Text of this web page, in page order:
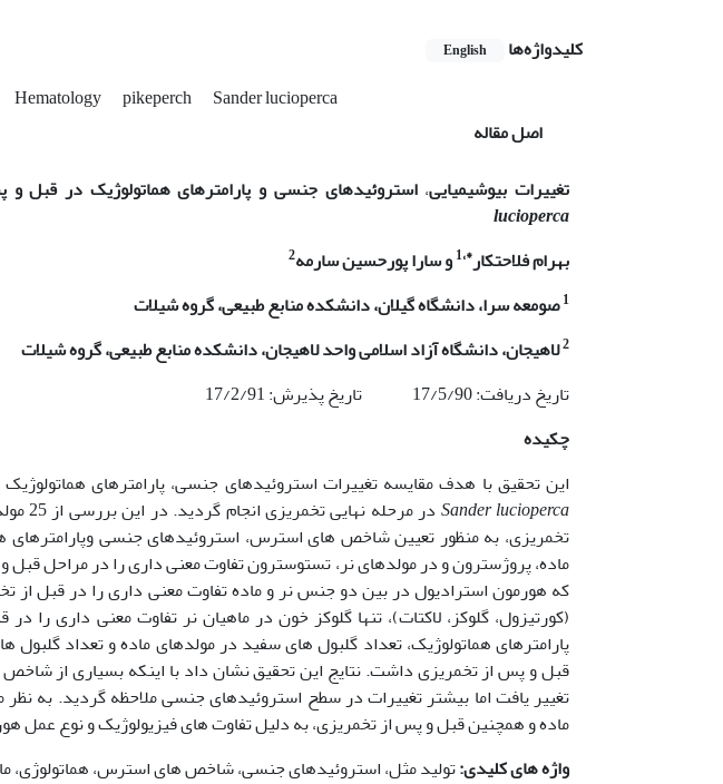
کلیدواژه‌ها
English
Hematology pikeperch
Sander lucioperca
اصل مقاله
تغییرات بیوشیمیایی،استروئیدهای جنسی و پارامترهای هماتولوژیک در
lucioperca
بهرام فلاحتکار*،1 و سارا پورحسین سارمه2
1صومعه سرا، دانشگاه گیلان، دانشکده منابع طبیعی، گروه شیلات
2لاهیجان، دانشگاه آزاد اسلامی واحد لاهیجان، دانشکده منابع طبیعی، گروه شیلات
تاریخ دریافت: 17/5/90 تاریخ پذیرش: 17/2/91
چکیده
این تحقیق با هدف مقایسه تغییرات استروئیدهای جنسی، پارامترهای
Sander lucioperca
تخمریزی، به منظور تعیین شاخص های استرس، استروئیدهای جنسی وپارامترهای
ماده، پروژسترون و در مولدهای نر، تستوسترون تفاوت معنی داری را در مراحل
که هورمون استرادیول در بین دو جنس نر و ماده تفاوت معنی داری را در قبل
(کورتیزول، گلوکز، لاکتات)، تنها گلوکز خون در ماهیان نر تفاوت معنی داری
پارامترهای هماتولوژیک، تعداد گلبول های سفید در مولدهای ماده و تعداد
قبل و پس از تخمریزی داشت. نتایج این تحقیق نشان داد با اینکه بسیاری از
تغییر یافت اما بیشتر تغییرات در سطح استروئیدهای جنسی ملاحظه گردید. به
ماده و همچنین قبل و پس از تخمریزی، به دلیل تفاوت های فیزیولوژیک و نوع عمل
واژه های کلیدی:تولید مثل، استروئیدهای جنسی، شاخص های استرس،